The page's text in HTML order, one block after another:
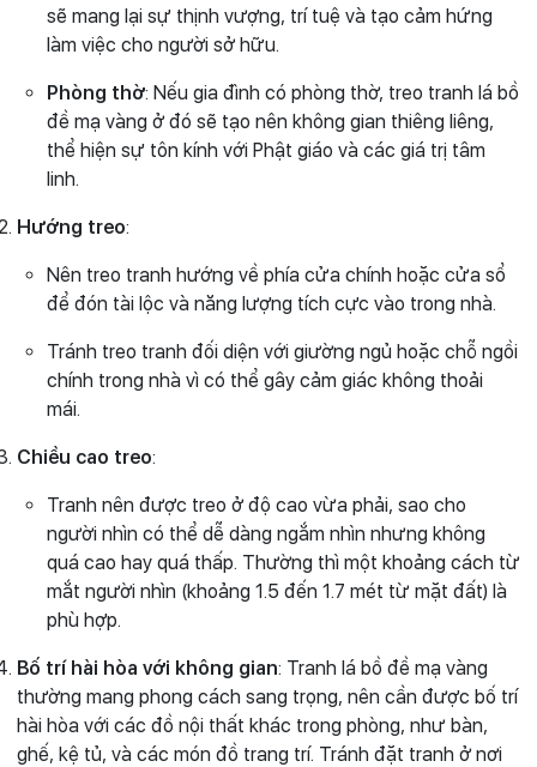
sẽ mang lại sự thịnh vượng, trí tuệ và tạo cảm hứng
làm việc cho người sở hữu.
Phòng thờ: Nếu gia đình có phòng thờ, treo tranh lá bồ
đề mạ vàng ở đó sẽ tạo nên không gian thiêng liêng,
thể hiện sự tôn kính với Phật giáo và các giá trị tâm
linh.
Hướng treo:
Nên treo tranh hướng về phía cửa chính hoặc cửa sổ
để đón tài lộc và năng lượng tích cực vào trong nhà.
Tránh treo tranh đối diện với giường ngủ hoặc chỗ ngồi
chính trong nhà vì có thể gây cảm giác không thoải
mái.
Chiều cao treo:
Tranh nên được treo ở độ cao vừa phải, sao cho
người nhìn có thể dễ dàng ngắm nhìn nhưng không
quá cao hay quá thấp. Thường thì một khoảng cách từ
mắt người nhìn (khoảng 1.5 đến 1.7 mét từ mặt đất) là
phù hợp.
Bố trí hài hòa với không gian: Tranh lá bồ đề mạ vàng
thường mang phong cách sang trọng, nên cần được bố trí
hài hòa với các đồ nội thất khác trong phòng, như bàn,
ghế, kệ tủ, và các món đồ trang trí. Tránh đặt tranh ở nơi